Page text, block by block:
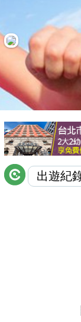
最新留言
商家合作
推薦景點
討論區
聯絡我們